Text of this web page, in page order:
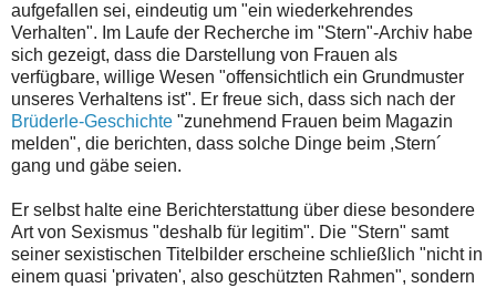
aufgefallen sei, eindeutig um "ein wiederkehrendes
Verhalten". Im Laufe der Recherche im "Stern"-Archiv habe
sich gezeigt, dass die Darstellung von Frauen als
verfügbare, willige Wesen "offensichtlich ein Grundmuster
unseres Verhaltens ist". Er freue sich, dass sich nach der
Brüderle-Geschichte "zunehmend Frauen beim Magazin
melden", die berichten, dass solche Dinge beim ,Stern´
gang und gäbe seien.
Er selbst halte eine Berichterstattung über diese besondere
Art von Sexismus "deshalb für legitim". Die "Stern" samt
seiner sexistischen Titelbilder erscheine schließlich "nicht in
einem quasi 'privaten', also geschützten Rahmen", sondern